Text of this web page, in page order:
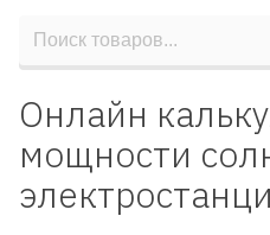
Онлайн
мощности